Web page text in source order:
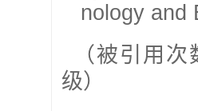
nology and
（被引用次
级）